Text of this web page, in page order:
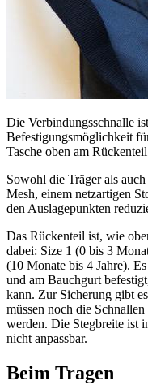
Die Verbindungsschnalle
Befestigungsmöglichkeit
Tasche oben am
Sowohl die Träger als
Mesh, einem netzartigen
den Auslagepunkten
Das Rückenteil ist, wie
dabei: Size 1 (0 bis 3
(10 Monate bis 4 Jahre).
und am Bauchgurt
kann. Zur Sicherung gibt
müssen noch die
werden. Die Stegbreite ist
nicht anpassbar.
Beim Tragen